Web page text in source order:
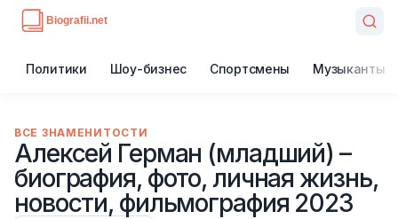
Политики Шоу-бизнес Спортсмены Музыканты
ВСЕ ЗНАМЕНИТОСТИ
Алексей Герман (младший) –
биография, фото, личная жизнь,
новости, фильмография 2023